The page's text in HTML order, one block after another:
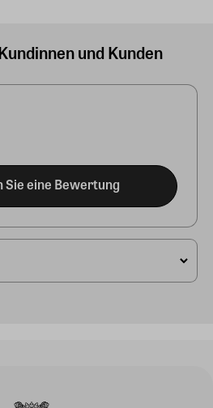
und Kunden
Sie eine Bewertung